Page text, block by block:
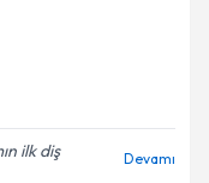
ilk diş
Devamı